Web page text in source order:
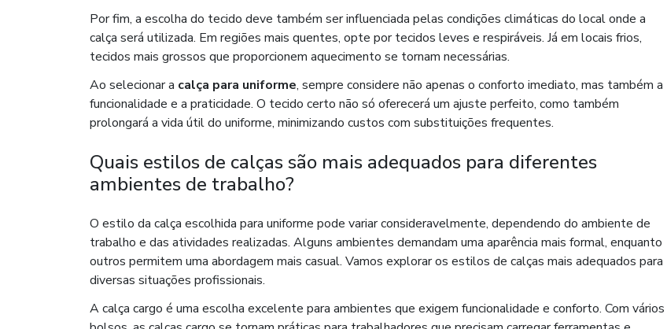
Por fim, a escolha do tecido deve também ser influenciada pelas condições climáticas do local onde a
calça será utilizada. Em regiões mais quentes, opte por tecidos leves e respiráveis. Já em locais frios,
tecidos mais grossos que proporcionem aquecimento se tornam necessárias.
Ao selecionar a calça para uniforme, sempre considere não apenas o conforto imediato, mas também a
funcionalidade e a praticidade. O tecido certo não só oferecerá um ajuste perfeito, como também
prolongará a vida útil do uniforme, minimizando custos com substituições frequentes.
Quais estilos de calças são mais adequados para diferentes
ambientes de trabalho?
O estilo da calça escolhida para uniforme pode variar consideravelmente, dependendo do ambiente de
trabalho e das atividades realizadas. Alguns ambientes demandam uma aparência mais formal, enquanto
outros permitem uma abordagem mais casual. Vamos explorar os estilos de calças mais adequados para
diversas situações profissionais.
A calça cargo é uma escolha excelente para ambientes que exigem funcionalidade e conforto. Com vários